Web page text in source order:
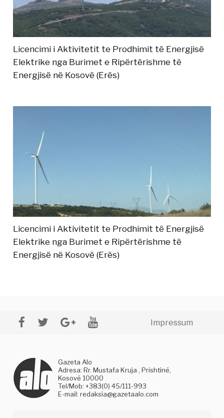
Licencimi i Aktivitetit te Prodhimit të Energjisë
Elektrike nga Burimet e Ripërtërishme të
Energjisë në Kosovë (Erës)
Licencimi i Aktivitetit te Prodhimit të Energjisë
Elektrike nga Burimet e Ripërtërishme të
Energjisë në Kosovë (Erës)
Impressum
Gazeta Alo
Adresa: Rr. Mustafa Kruja , Prishtinë,
Kosovë 10000
Tel/Mob: +383(0) 45/111-993
E-mail:redaksia@gazetaalo.com